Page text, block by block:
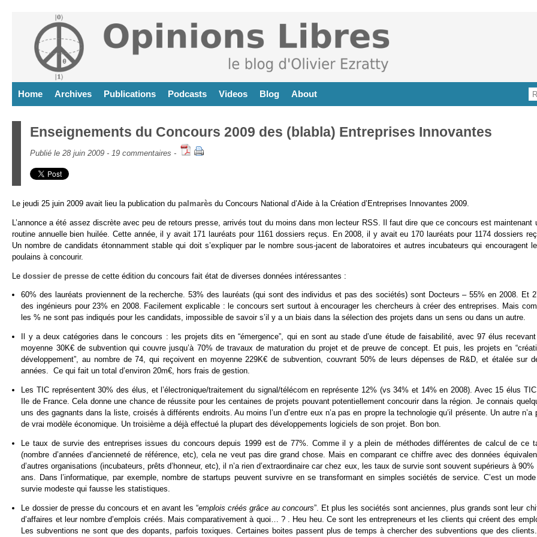
Home Archives Publications Podcasts Videos Blog About
Enseignements du Concours 2009 des (blabla) Entreprises Innovantes
Publié le 28 juin 2009 - 19 commentaires -
Le jeudi 25 juin 2009 avait lieu la publication du palmarès du Concours National d’Aide à la Création d’Entreprises Innovantes 2009.
L’annonce a été assez discrète avec peu de retours presse, arrivés tout du moins dans mon lecteur RSS. Il faut dire que ce concours est maintenant
routine annuelle bien huilée. Cette année, il y avait 171 lauréats pour 1161 dossiers reçus. En 2008, il y avait eu 170 lauréats pour 1174 dossiers
Un nombre de candidats étonnamment stable qui doit s’expliquer par le nombre sous-jacent de laboratoires et autres incubateurs qui encouragent
poulains à concourir.
Le dossier de presse de cette édition du concours fait état de diverses données intéressantes :
60% des lauréats proviennent de la recherche. 53% des lauréats (qui sont des individus et pas des sociétés) sont Docteurs – 55% en 2008. Et
des ingénieurs pour 23% en 2008. Facilement explicable : le concours sert surtout à encourager les chercheurs à créer des entreprises. Mais
les % ne sont pas indiqués pour les candidats, impossible de savoir s’il y a un biais dans la sélection des projets dans un sens ou dans un autre.
Il y a deux catégories dans le concours : les projets dits en “émergence”, qui en sont au stade d’une étude de faisabilité, avec 97 élus
moyenne 30K€ de subvention qui couvre jusqu’à 70% de travaux de maturation du projet et de preuve de concept. Et puis, les projets en
développement”, au nombre de 74, qui reçoivent en moyenne 229K€ de subvention, couvrant 50% de leurs dépenses de R&D, et étalée sur
années. Ce qui fait un total d’environ 20m€, hors frais de gestion.
Les TIC représentent 30% des élus, et l’électronique/traitement du signal/télécom en représente 12% (vs 34% et 14% en 2008). Avec 15 élus
Ile de France. Cela donne une chance de réussite pour les centaines de projets pouvant potentiellement concourir dans la région. Je connais
uns des gagnants dans la liste, croisés à différents endroits. Au moins l’un d’entre eux n’a pas en propre la technologie qu’il présente. Un autre n’a
de vrai modèle économique. Un troisième a déjà effectué la plupart des développements logiciels de son projet. Bon bon.
Le taux de survie des entreprises issues du concours depuis 1999 est de 77%. Comme il y a plein de méthodes différentes de calcul de ce
(nombre d’années d’ancienneté de référence, etc), cela ne veut pas dire grand chose. Mais en comparant ce chiffre avec des données
d’autres organisations (incubateurs, prêts d’honneur, etc), il n’a rien d’extraordinaire car chez eux, les taux de survie sont souvent supérieurs à 90%
ans. Dans l’informatique, par exemple, nombre de startups peuvent survivre en se transformant en simples sociétés de service. C’est un
survie modeste qui fausse les statistiques.
Le dossier de presse du concours et en avant les “emplois créés grâce au concours”. Et plus les sociétés sont anciennes, plus grands sont leur
d’affaires et leur nombre d’emplois créés. Mais comparativement à quoi… ? . Heu heu. Ce sont les entrepreneurs et les clients qui créent des
Les subventions ne sont que des dopants, parfois toxiques. Certaines boites passent plus de temps à chercher des subventions que des